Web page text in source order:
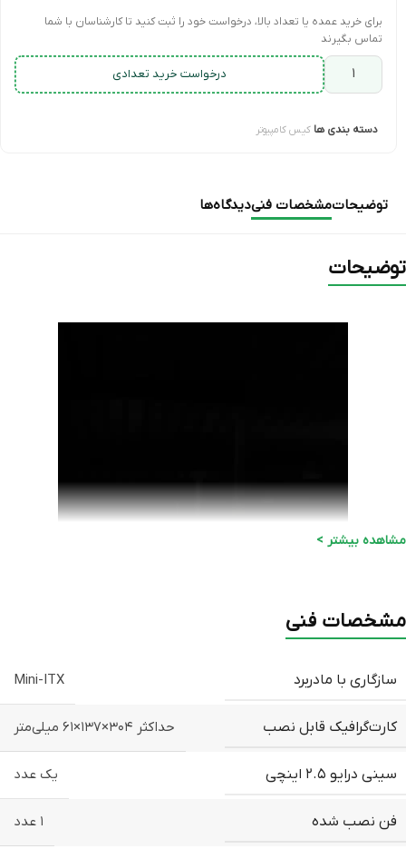
برای خرید عمده یا تعداد بالا، درخواست خود را ثبت کنید تا کارشناسان با شما
تماس بگیرند
درخواست خرید تعدادی
دسته بندی ها کیس کامپیوتر
توضیحاتمشخصات فنیدیدگاه‌ها
توضیحات
مشاهده بیشتر >
مشخصات فنی
سازگاری با مادربرد Mini-ITX
کارت‌گرافیک قابل نصب حداکثر ۳۰۴×۱۳۷×۶۱ میلی‌متر
سینی درایو ۲.۵ اینچی یک عدد
فن نصب شده ۱ عدد